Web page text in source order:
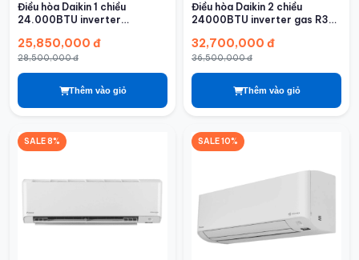
Điều hòa Daikin 1 chiều
24.000BTU inverter
25,850,000 đ
28,500,000 đ
Thêm vào giỏ
Điều hòa Daikin 2 chiều
24000BTU inverter gas R32
32,700,000 đ
36,500,000 đ
Thêm vào giỏ
SALE 8% SALE 10%